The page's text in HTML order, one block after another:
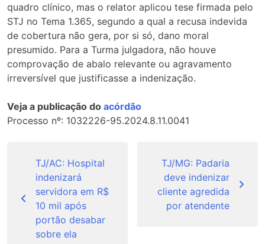
quadro clínico, mas o relator aplicou tese firmada pelo
STJ no Tema 1.365, segundo a qual a recusa indevida
de cobertura não gera, por si só, dano moral
presumido. Para a Turma julgadora, não houve
comprovação de abalo relevante ou agravamento
irreversível que justificasse a indenização.
Veja a publicação do acórdão
Processo nº: 1032226-95.2024.8.11.0041
Post
TJ/AC: Hospital
indenizará
servidora em R$
10 mil após
portão desabar
sobre ela
TJ/MG: Padaria
deve indenizar
cliente agredida
por atendente